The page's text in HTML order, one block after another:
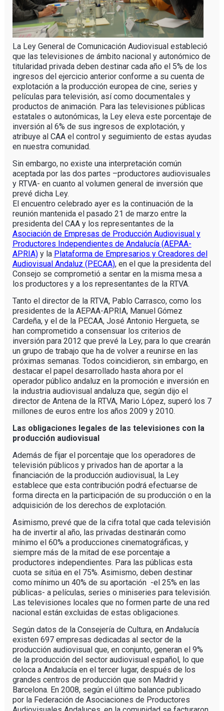
La Ley General de Comunicación Audiovisual estableció
que las televisiones de ámbito nacional y autonómico de
titularidad privada deben destinar cada año el 5% de los
ingresos del ejercicio anterior conforme a su cuenta de
explotación a la producción europea de cine, series y
películas para televisión, así como documentales y
productos de animación. Para las televisiones públicas
estatales o autonómicas, la Ley eleva este porcentaje de
inversión al 6% de sus ingresos de explotación, y
atribuye al CAA el control y seguimiento de estas ayudas
en nuestra comunidad.
Sin embargo, no existe una interpretación común
aceptada por las dos partes –productores audiovisuales
y RTVA- en cuanto al volumen general de inversión que
prevé dicha Ley.
El encuentro celebrado ayer es la continuación de la
reunión mantenida el pasado 21 de marzo entre la
presidenta del CAA y los representantes de la
Asociación de Empresas de Producción Audiovisual y
Productores Independientes de Andalucía (AEPAA-
APRIA)y la Plataforma de Empresarios y Creadores del
Audiovisual Andaluz (PECAA), en el que la presidenta del
Consejo se comprometió a sentar en la misma mesa a
los productores y a los representantes de la RTVA.
Tanto el director de la RTVA, Pablo Carrasco, como los
presidentes de la AEPAA-APRIA, Manuel Gómez
Cardeña, y el de la PECAA, José Antonio Hergueta, se
han comprometido a consensuar los criterios de
inversión para 2012 que prevé la Ley, para lo que crearán
un grupo de trabajo que ha de volver a reunirse en las
próximas semanas. Todos coincidieron, sin embargo, en
destacar el papel desarrollado hasta ahora por el
operador público andaluz en la promoción e inversión en
la industria audiovisual andaluza que, según dijo el
director de Antena de la RTVA, Mario López, superó los 7
millones de euros entre los años 2009 y 2010.
Las obligaciones legales de las televisiones con la
producción audiovisual
Además de fijar el porcentaje que los operadores de
televisión públicos y privados han de aportar a la
financiación de la producción audiovisual, la Ley
establece que esta contribución podrá efectuarse de
forma directa en la participación de su producción o en la
adquisición de los derechos de explotación.
Asimismo, prevé que de la cifra total que cada televisión
ha de invertir al año, las privadas destinarán como
mínimo el 60% a producciones cinematográficas, y
siempre más de la mitad de ese porcentaje a
productores independientes. Para las públicas esta
cuota se sitúa en el 75%. Asimismo, deben destinar
como mínimo un 40% de su aportación -el 25% en las
públicas- a películas, series o miniseries para televisión.
Las televisiones locales que no formen parte de una red
nacional están excluidas de estas obligaciones.
Según datos de la Consejería de Cultura, en Andalucía
existen 697 empresas dedicadas al sector de la
producción audiovisual que, en conjunto, generan el 9%
de la producción del sector audiovisual español, lo que
coloca a Andalucía en el tercer lugar, después de los
grandes centros de producción que son Madrid y
Barcelona. En 2008, según el último balance publicado
por la Federación de Asociaciones de Productores